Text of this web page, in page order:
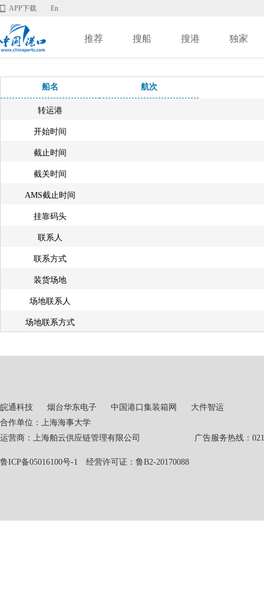
APP下载 En
推荐 搜船 搜港 独家
船名 航次
转运港
开始时间
截止时间
截关时间
AMS截止时间
挂靠码头
联系人
联系方式
装货场地
场地联系人
场地联系方式
皖通科技 烟台华东电子 中国港口集装箱网
大件智运
合作单位：上海海事大学
运营商：上海舶云供应链管理有限公司 广告服务热线：021-
鲁ICP备05016100号-1 经营许可证：鲁B2-20170088